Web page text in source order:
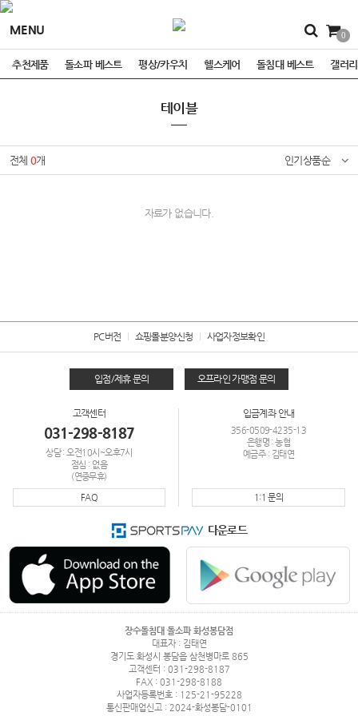
MENU 0
추천제품 돌소파 베스트 평상/카우치 헬스케어 돌침대 베스트 갤러
테이블
전체0개 인기상품순
자료가 없습니다.
PC버전 쇼핑몰분양신청 사업자정보확인
입점/제휴 문의 오프라인 가맹점 문의
고객센터
031-298-8187
상담 : 오전10시~오후7시
점심 : 없음
(연중무휴)
FAQ
입금계좌 안내
356-0509-4235-13
은행명 : 농협
예금주 : 김태연
1:1 문의
다운로드
장수돌침대 돌소파 화성봉담점
대표자 : 김태연
경기도 화성시 봉담읍 삼천병마로 865
고객센터 : 031-298-8187
FAX : 031-298-8188
사업자등록번호 : 125-21-95228
통신판매업신고 : 2024-화성봉담-0101